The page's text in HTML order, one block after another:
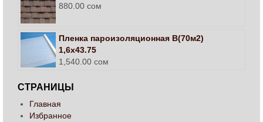
880.00 сом
Пленка пароизоляционная В(70м2)
1,6х43.75
1,540.00 сом
СТРАНИЦЫ
Главная
Избранное